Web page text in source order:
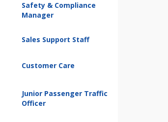
Safety & Compliance
Manager
Sales Support Staff
Customer Care
Junior Passenger Traffic
Officer